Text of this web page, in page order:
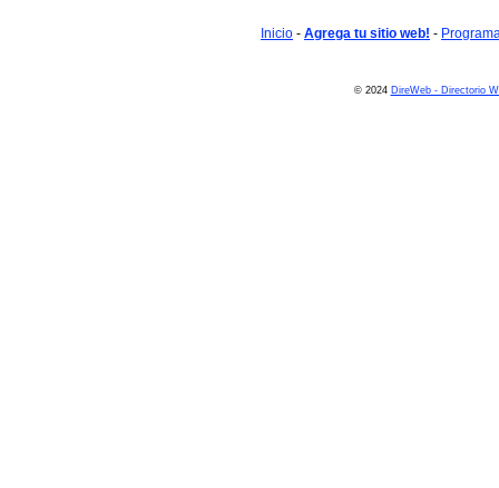
Inicio - Agrega tu sitio web! -
© 2024 DireWeb - Directorio